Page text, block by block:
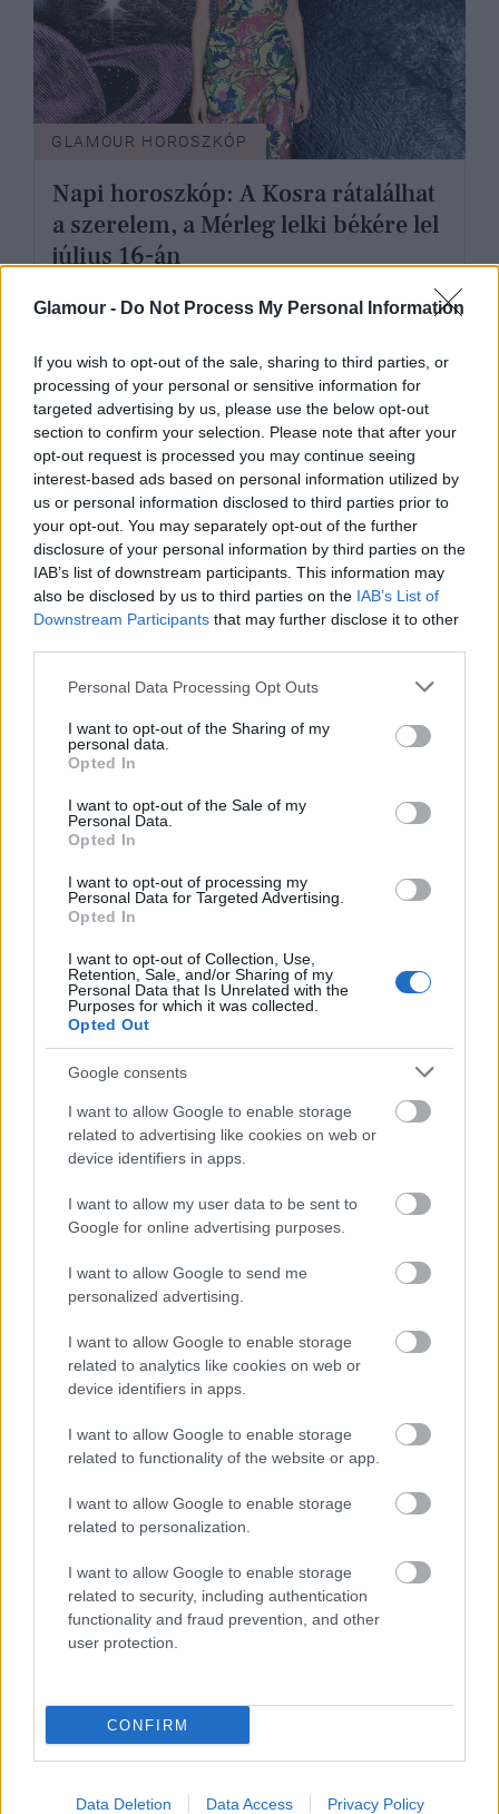
Glamour - Do Not Process My Personal Information
If you wish to opt-out of the sale, sharing to third parties, or
processing of your personal or sensitive information for
targeted advertising by us, please use the below opt-out
section to confirm your selection. Please note that after your
opt-out request is processed you may continue seeing
interest-based ads based on personal information utilized by
us or personal information disclosed to third parties prior to
your opt-out. You may separately opt-out of the further
disclosure of your personal information by third parties on the
IAB’s list of downstream participants. This information may
also be disclosed by us to third parties on the IAB’s List of
Downstream Participants that may further disclose it to other
Please note that this website/app uses one or more Google
not limited to your visit or usage behaviour. You may click to
grant or deny consent to Google and its third-party tags to
use your data for below specified purposes in below Google
consent section.
Personal Data Processing Opt Outs
I want to opt-out of the Sharing of my
personal data.
Opted In
I want to opt-out of the Sale of my
Personal Data.
Opted In
I want to opt-out of processing my
Personal Data for Targeted Advertising.
Opted In
I want to opt-out of Collection, Use,
Retention, Sale, and/or Sharing of my
Personal Data that Is Unrelated with the
Purposes for which it was collected.
Opted Out
Google consents
I want to allow Google to enable storage
related to advertising like cookies on web or
device identifiers in apps.
I want to allow my user data to be sent to
Google for online advertising purposes.
I want to allow Google to send me
personalized advertising.
I want to allow Google to enable storage
related to analytics like cookies on web or
device identifiers in apps.
I want to allow Google to enable storage
related to functionality of the website or app.
I want to allow Google to enable storage
related to personalization.
I want to allow Google to enable storage
related to security, including authentication
functionality and fraud prevention, and other
user protection.
CONFIRM
Data Deletion Data Access Privacy Policy
GLAMOUR HOROSZKÓP
Napi horoszkóp: A Kosra rátalálhat
a szerelem, a Mérleg lelki békére lel
július 16-án
GLAMOUR HOROSZKÓP
Ilyen a valódi kapcsolatod a pénzzel
GLAMOUR HOROSZKÓP
Napi horoszkóp: A Kos új barátokat
szerezhet, a Bika remek ajánlatot
kaphat július 15-én
GLAMOUR HOROSZKÓP
Napi horoszkóp: A Kos kapcsolata
szintet lép, a Vízöntő megtalálhatja
az igazit július 14-én